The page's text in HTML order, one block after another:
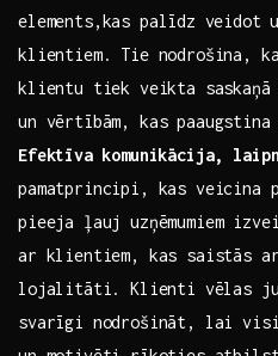
‍elements,kas palīdz⁤ veidot
klientiem. Tie ‍nodrošina,
klientu tiek veikta
un vērtībām, kas‌
Efektīva ⁣komunikācija,
pamatprincipi, kas veicina‍
pieeja ļauj uzņēmumiem
ar klientiem, kas saistās ar⁤
lojalitāti. Klienti vēlas
svarīgi nodrošināt, lai